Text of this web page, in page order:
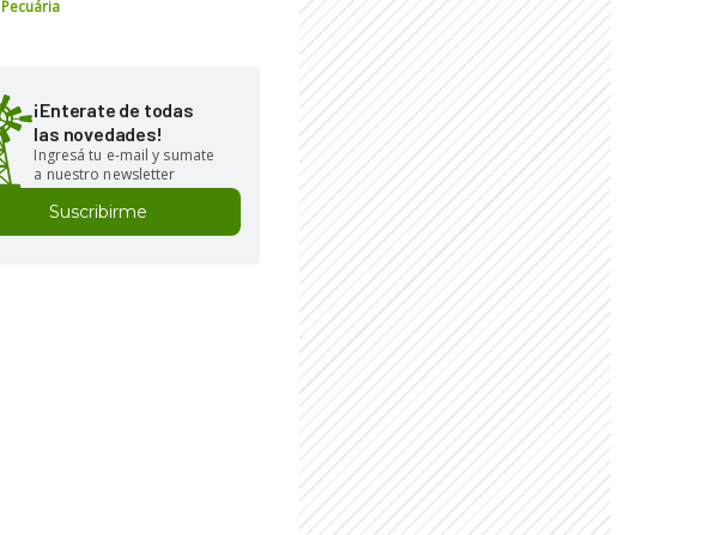
Pecuária
¡Enterate de todas
las novedades!
Ingresá tu e-mail y sumate
a nuestro newsletter
Suscribirme